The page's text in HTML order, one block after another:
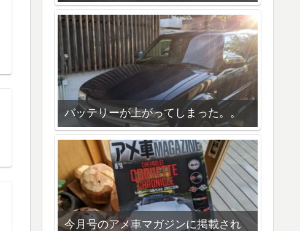
バッテリーが上がってしまった。。
今月号のアメ車マガジンに掲載され